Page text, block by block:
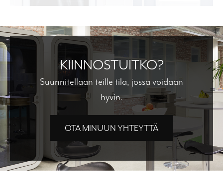
KIINNOSTUITKO?
Suunnitellaan teille tila, jossa voidaan
hyvin.
OTA MINUUN YHTEYTTÄ